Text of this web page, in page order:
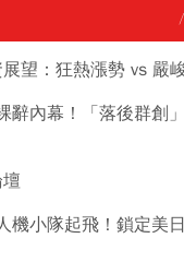
望：狂熱漲勢 vs 嚴
辭內幕！「落後群創
機小隊起飛！鎖定美